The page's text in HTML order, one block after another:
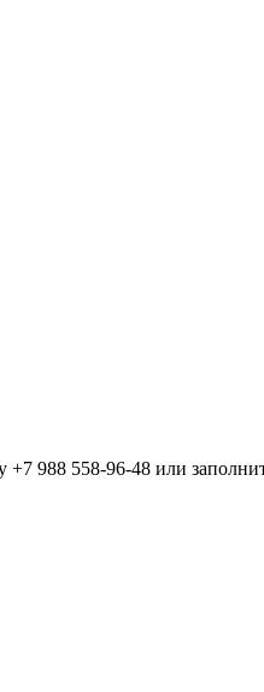
+7 988 558-96-48 или